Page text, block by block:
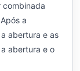
combinada
a
abertura e as
abertura e o